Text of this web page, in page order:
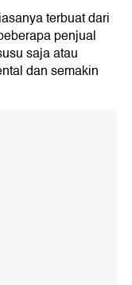
terbuat dari
penjual
saja atau
dan semakin